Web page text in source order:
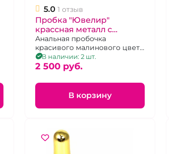
5.0 1 отзыв
Пробка "Ювелир"
крассная металл с
розовым кристаллом М
Анальная пробочка
красивого малинового цвета
и кристаллом в тон. р.М
В наличии: 2 шт.
2 500 pуб.
В корзину